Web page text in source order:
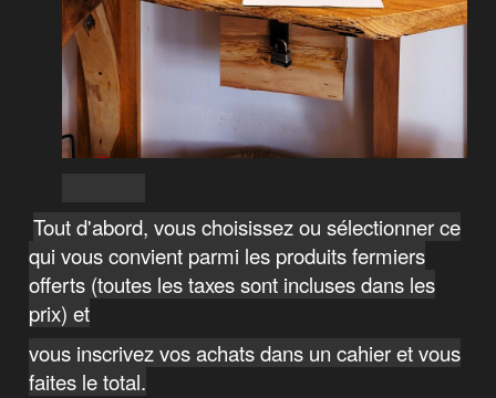
Tout d'abord, vous choisissez ou sélectionner ce
qui vous convient parmi les produits fermiers
offerts (toutes les taxes sont incluses dans les
prix) et
vous inscrivez vos achats dans un cahier et vous
faites le total.